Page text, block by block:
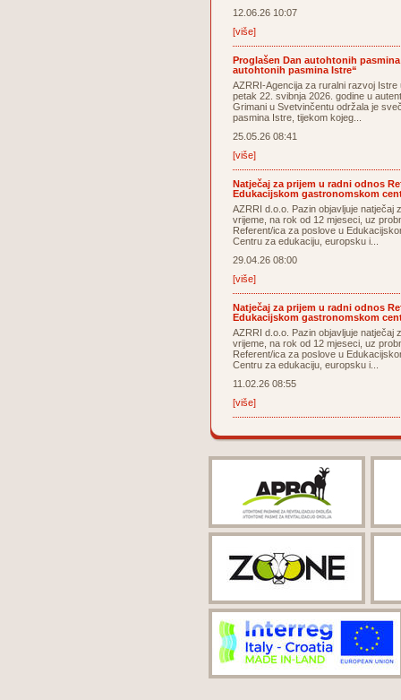
12.06.26 10:07
[više]
Proglašen Dan autohtonih
autohtonih pasmina Istre“
AZRRI-Agencija za ruralni razvoj
petak 22. svibnja 2026. godine u
Grimani u Svetvinčentu održala je
pasmina Istre, tijekom kojeg...
25.05.26 08:41
[više]
Natječaj za prijem u radni odnos
Edukacijskom gastronomskom
AZRRI d.o.o. Pazin objavljuje natječaj
vrijeme, na rok od 12 mjeseci, uz
Referent/ica za poslove u
Centru za edukaciju, europsku i...
29.04.26 08:00
[više]
Natječaj za prijem u radni odnos
Edukacijskom gastronomskom
AZRRI d.o.o. Pazin objavljuje natječaj
vrijeme, na rok od 12 mjeseci, uz
Referent/ica za poslove u
Centru za edukaciju, europsku i...
11.02.26 08:55
[više]